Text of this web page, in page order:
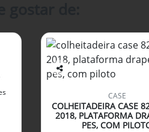
Co
arti
lhe
CASE
COLHEITADEIRA CASE
2018, PLATAFORMA
PES, COM